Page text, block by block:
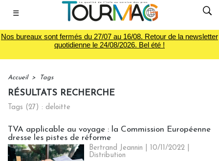
☰
Nos bureaux sont fermés du 27/07 au 16/08. Retour de la newsletter
quotidienne le 24/08/2026. Bel été !
Accueil > Tags
RÉSULTATS RECHERCHE
Tags (27) : deloitte
TVA applicable au voyage : la Commission Européenne
dresse les pistes de réforme
Bertrand Jeannin | 10/11/2022
Distribution